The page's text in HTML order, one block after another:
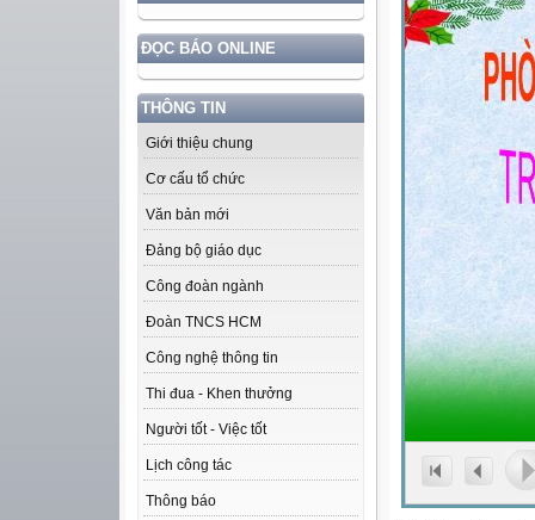
ĐỌC BÁO ONLINE
THÔNG TIN
Giới thiệu chung
Cơ cấu tổ chức
Văn bản mới
Đảng bộ giáo dục
Công đoàn ngành
Đoàn TNCS HCM
Công nghệ thông tin
Thi đua - Khen thưởng
Người tốt - Việc tốt
Lịch công tác
Thông báo